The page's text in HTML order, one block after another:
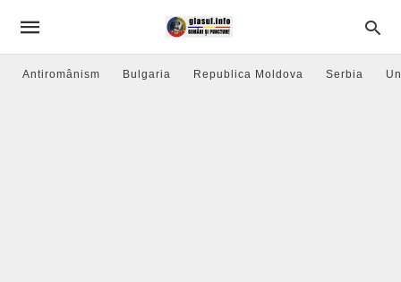
Antiromânism Bulgaria Republica Moldova Serbia